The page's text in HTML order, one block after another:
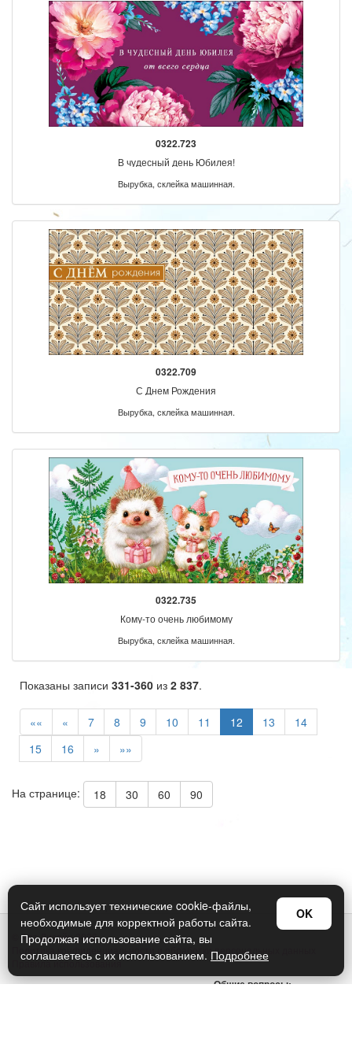
0322.723
В чудесный день Юбилея!
Вырубка, склейка машинная.
0322.709
С Днем Рождения
Вырубка, склейка машинная.
0322.735
Кому-то очень любимому
Вырубка, склейка машинная.
Показаны записи 331-360 из 2 837.
«« « 7 8 9 10 11 12 13
14
15
16 » »»
На странице: 18 30 60 90
© Арт Дизайн 2026
Политика конфиденциальности и обработки персональных данных
Правила использования
Общие вопросы:
Сайт использует технические cookie-файлы,
необходимые для корректной работы сайта.
Продолжая использование сайта, вы
соглашаетесь с их использованием. Подробнее
OK